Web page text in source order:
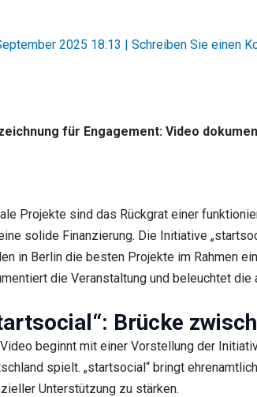
2025 18:13 Schreiben Sie einen
für Engagement: Video
Projekte sind das Rückgrat einer
solide Finanzierung. Die Initiative
in Berlin die besten Projekte im Rahmen
die Veranstaltung und beleuchtet die
Brücke
beginnt mit einer Vorstellung der
spielt. „startsocial“ bringt
Unterstützung zu stärken.